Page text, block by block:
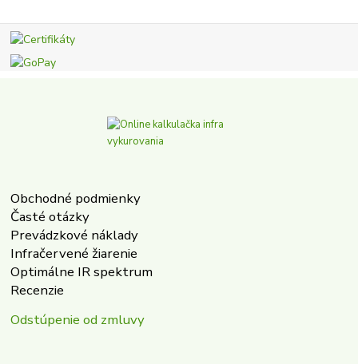
Obchodné podmienky
Časté otázky
Prevádzkové náklady
Infračervené žiarenie
Optimálne IR spektrum
Recenzie
Odstúpenie od zmluvy